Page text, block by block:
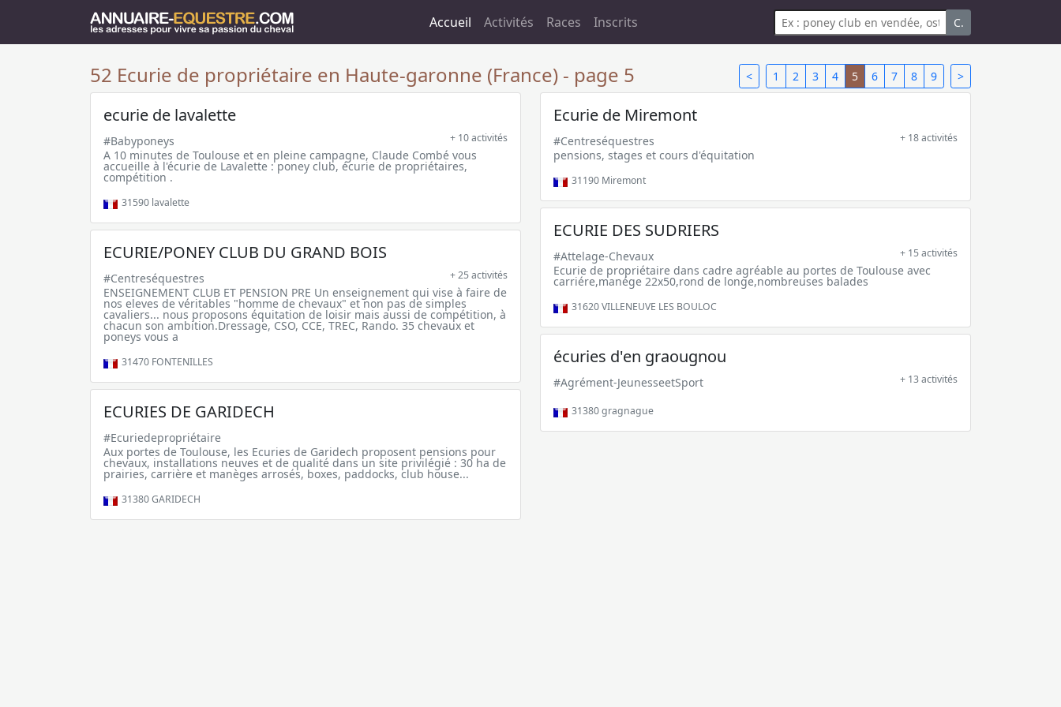
Accueil Activités Races Inscrits C.
< 1 2 3 4 5 6 7 8 9 >
52 Ecurie de propriétaire en Haute-garonne (France) - page 5
ecurie de lavalette
#Babyponeys + 10 activités
A 10 minutes de Toulouse et en pleine campagne, Claude Combé vous
accueille à l'écurie de Lavalette : poney club, écurie de propriétaires,
compétition .
31590 lavalette
Ecurie de Miremont
#Centreséquestres + 18 activités
pensions, stages et cours d'équitation
31190 Miremont
ECURIE DES SUDRIERS
#Attelage-Chevaux + 15 activités
Ecurie de propriétaire dans cadre agréable au portes de Toulouse avec
carriére,manége 22x50,rond de longe,nombreuses balades
31620VILLENEUVE LES BOULOC
ECURIE/PONEY CLUB DU GRAND BOIS
#Centreséquestres + 25 activités
ENSEIGNEMENT CLUB ET PENSION PRE Un enseignement qui vise à faire de
nos eleves de véritables "homme de chevaux" et non pas de simples
cavaliers... nous proposons équitation de loisir mais aussi de compétition, à
chacun son ambition.Dressage, CSO, CCE, TREC, Rando. 35 chevaux et
poneys vous a
31470 FONTENILLES écuries d'en graougnou
#Agrément-JeunesseetSport + 13 activités
31380gragnague
ECURIES DE GARIDECH
#Ecuriedepropriétaire
Aux portes de Toulouse, les Ecuries de Garidech proposent pensions pour
chevaux, installations neuves et de qualité dans un site privilégié : 30 ha de
prairies, carrière et manèges arrosés, boxes, paddocks, club house...
31380GARIDECH